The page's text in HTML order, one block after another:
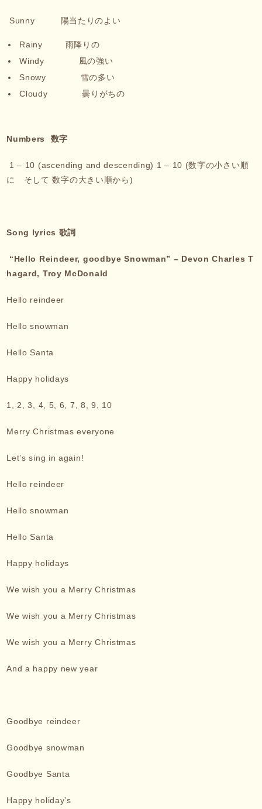
Sunny 陽当たりのよい
Rainy 雨降りの
Windy 風の強い
Snowy 雪の多い
Cloudy 曇りがちの
Numbers 数字
1 – 10 (ascending and descending) 1 – 10 (数字の小さい順
に そして 数字の大きい順から)
Song lyrics 歌詞
“Hello Reindeer, goodbye Snowman” – Devon Charles T
hagard, Troy McDonald
Hello reindeer
Hello snowman
Hello Santa
Happy holidays
1, 2, 3, 4, 5, 6, 7, 8, 9, 10
Merry Christmas everyone
Let’s sing in again!
Hello reindeer
Hello snowman
Hello Santa
Happy holidays
We wish you a Merry Christmas
We wish you a Merry Christmas
We wish you a Merry Christmas
And a happy new year
Goodbye reindeer
Goodbye snowman
Goodbye Santa
Happy holiday’s